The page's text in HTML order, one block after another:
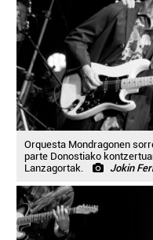
Orquesta Mondragonen
parte Donostiako
Lanzagortak.
Jokin